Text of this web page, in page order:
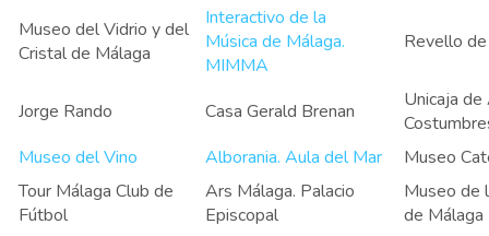
Museo del Vidrio y del
Cristal de Málaga
Interactivo de la
Música de Málaga.
MIMMA
Revello
Jorge Rando Casa Gerald Brenan
Unicaja
Museo del Vino
Alborania. Aula del Mar
Museo
Tour Málaga Club de
Fútbol
Ars Málaga. Palacio
Episcopal
Museo de
de Málaga